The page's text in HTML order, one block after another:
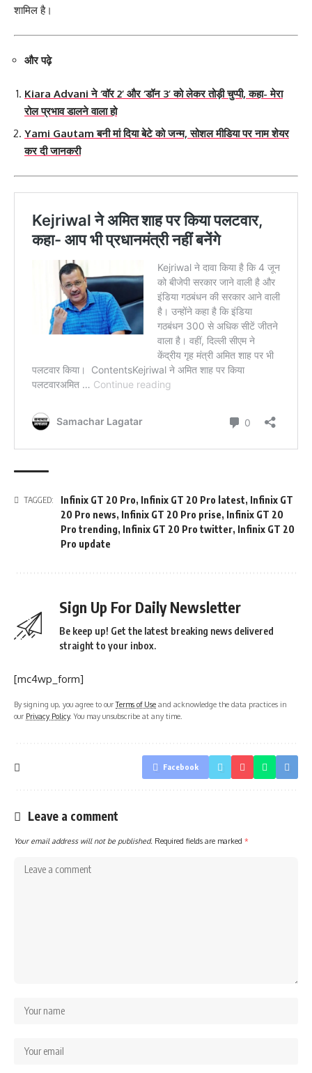
शामिल है।
और पढ़े
Kiara Advani ने ‘वॉर 2’ और ‘डॉन 3’ को लेकर तोड़ी चुप्पी, कहा- मेरा
रोल प्रभाव डालने वाला हो
Yami Gautam बनी मां दिया बेटे को जन्म, सोशल मीडिया पर नाम शेयर
कर दी जानकरी
TAGGED: Infinix GT 20 Pro, Infinix GT 20 Pro latest, Infinix GT
20 Pro news, Infinix GT 20 Pro prise, Infinix GT 20
Pro trending, Infinix GT 20 Pro twitter, Infinix GT 20
Pro update
Sign Up For Daily Newsletter
Be keep up! Get the latest breaking news delivered
straight to your inbox.
[mc4wp_form]
By signing up, you agree to ourTerms of Use and acknowledge the data practices in
our Privacy Policy. You may unsubscribe at any time.
Facebook
Leave a comment
Your email address will not be published. Required fields are marked *